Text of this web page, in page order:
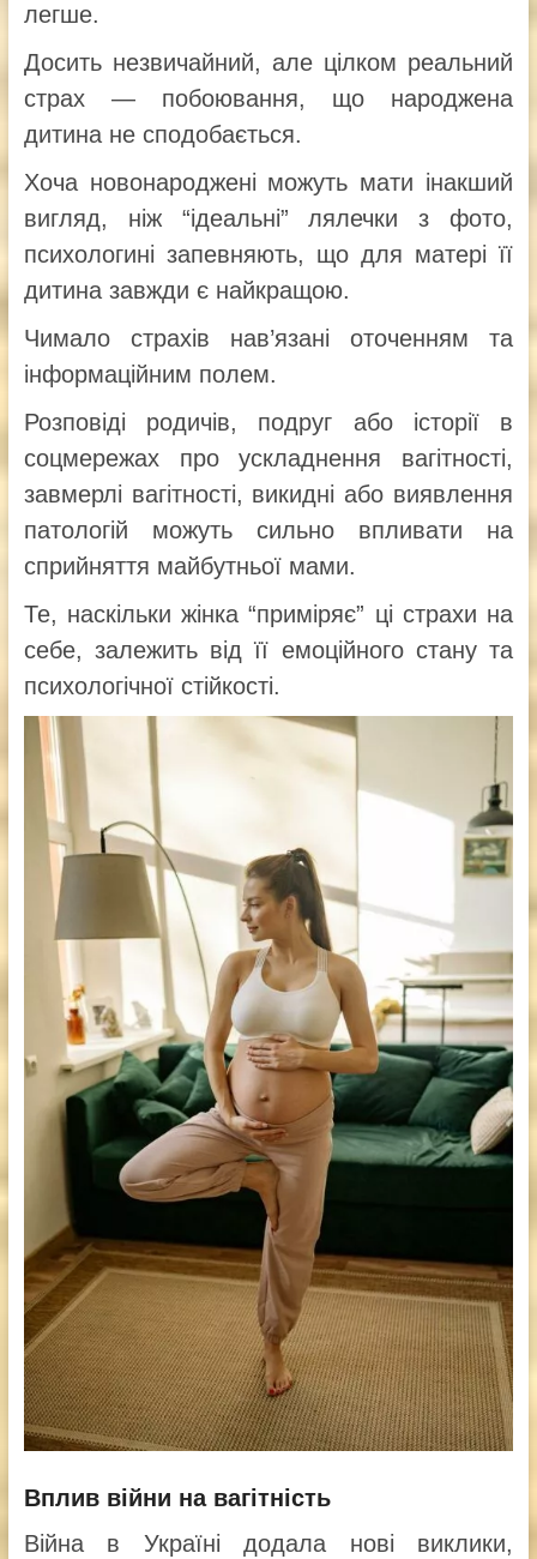
легше.
Досить незвичайний, але цілком реальний
страх — побоювання, що народжена
дитина не сподобається.
Хоча новонароджені можуть мати інакший
вигляд, ніж “ідеальні” лялечки з фото,
психологині запевняють, що для матері її
дитина завжди є найкращою.
Чимало страхів нав’язані оточенням та
інформаційним полем.
Розповіді родичів, подруг або історії в
соцмережах про ускладнення вагітності,
завмерлі вагітності, викидні або виявлення
патологій можуть сильно впливати на
сприйняття майбутньої мами.
Те, наскільки жінка “приміряє” ці страхи на
себе, залежить від її емоційного стану та
психологічної стійкості.
Вплив війни на вагітність
Війна в Україні додала нові виклики,